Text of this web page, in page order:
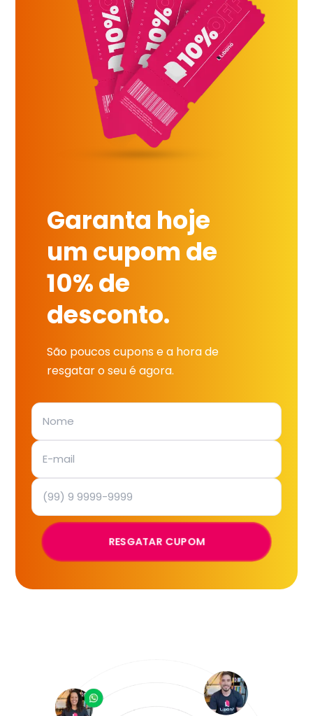
Garanta hoje
um cupom de
10% de
desconto.
São poucos cupons e a hora de
resgatar o seu é agora.
RESGATAR CUPOM